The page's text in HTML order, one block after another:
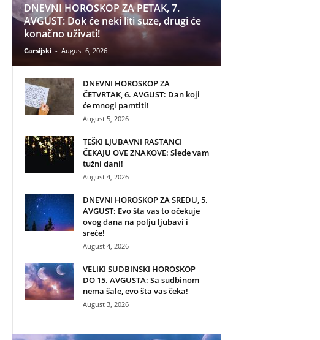
DNEVNI HOROSKOP ZA PETAK, 7.
AVGUST: Dok će neki liti suze, drugi će
konačno uživati!
Carsijski - August 6, 2026
DNEVNI HOROSKOP ZA
ČETVRTAK, 6. AVGUST: Dan koji
će mnogi pamtiti!
August 5, 2026
TEŠKI LJUBAVNI RASTANCI
ČEKAJU OVE ZNAKOVE: Slede vam
tužni dani!
August 4, 2026
DNEVNI HOROSKOP ZA SREDU, 5.
AVGUST: Evo šta vas to očekuje
ovog dana na polju ljubavi i
sreće!
August 4, 2026
VELIKI SUDBINSKI HOROSKOP
DO 15. AVGUSTA: Sa sudbinom
nema šale, evo šta vas čeka!
August 3, 2026